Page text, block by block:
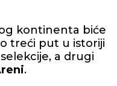
kontinenta biće
treći put u istoriji
a drugi
.